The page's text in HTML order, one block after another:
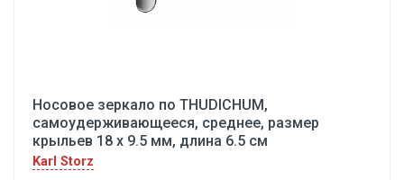
Носовое зеркало по THUDICHUM,
самоудерживающееся, среднее, размер
крыльев 18 х 9.5 мм, длина 6.5 см
Karl Storz